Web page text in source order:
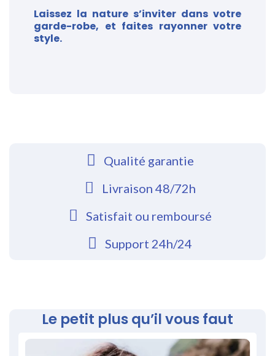
Laissez la nature s’inviter dans votre
garde-robe, et faites rayonner votre
style.
Qualité garantie
Livraison 48/72h
Satisfait ou remboursé
Support 24h/24
Le petit plus qu’il vous faut